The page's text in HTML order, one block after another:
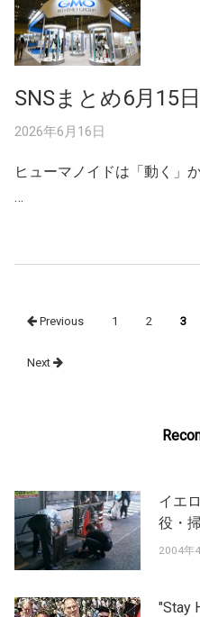
SNSまとめ6月15日
2026年6月16日
ヒューマノイドは「動く」
…
navigation
Previous 1 2 3
Next
イエ
役・
2004年
"Stay